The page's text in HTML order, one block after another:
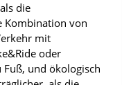
die
Kombination von
mit
oder
Fuß, und ökologisch